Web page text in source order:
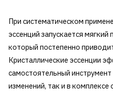
При систематическом
эссенций запускается
который постепенно
Кристаллические эссенции
самостоятельный
изменений, так и в